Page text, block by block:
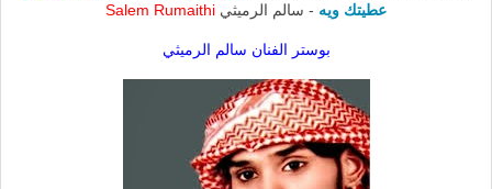
عطيتك ويه - سالم الرميثي Salem Rumaithi
بوستر الفنان سالم الرميثي